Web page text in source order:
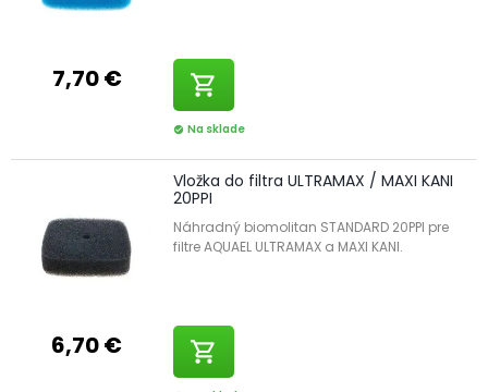
7,70 € shopping_cart
check_circle Na sklade
6,70 €
Vložka do filtra ULTRAMAX / MAXI KANI
20PPI
Náhradný biomolitan STANDARD 20PPI pre
filtre AQUAEL ULTRAMAX a MAXI KANI.
shopping_cart